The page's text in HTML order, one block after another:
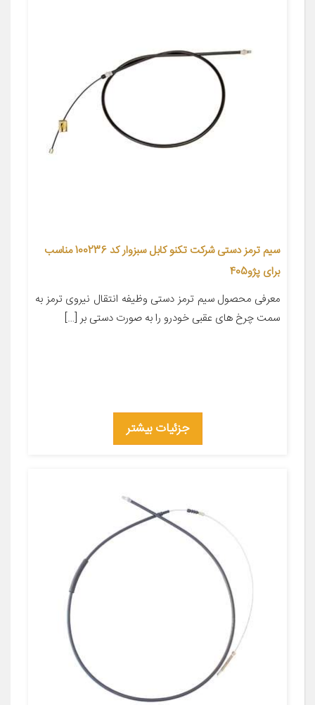
سیم ترمز دستی شرکت تکنو کابل سبزوار کد 100236 مناسب
برای پژو405
معرفی محصول سیم ترمز دستی وظیفه انتقال نیروی ترمز به
سمت چرخ های عقبی خودرو را به صورت دستی بر […]
جزئیات بیشتر